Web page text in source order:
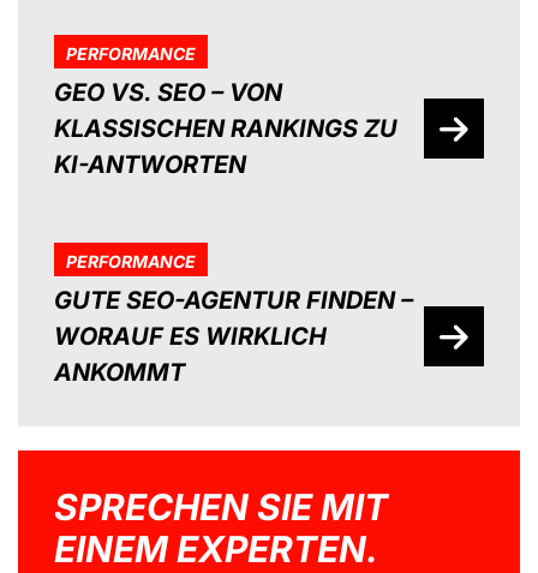
PERFORMANCE
GEO VS. SEO – VON
KLASSISCHEN RANKINGS ZU
KI-ANTWORTEN
PERFORMANCE
GUTE SEO-AGENTUR FINDEN –
WORAUF ES WIRKLICH
ANKOMMT
SPRECHEN SIE MIT
EINEM EXPERTEN.